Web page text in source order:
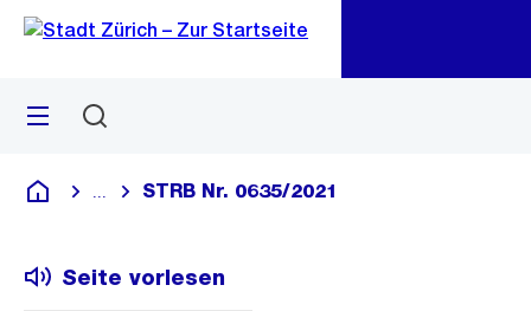
Navigation
Sprunglink
Menü
Deutsch
Blende alle Breadcrumbs ein
STRB Nr. 0635/2021
Seite vorlesen